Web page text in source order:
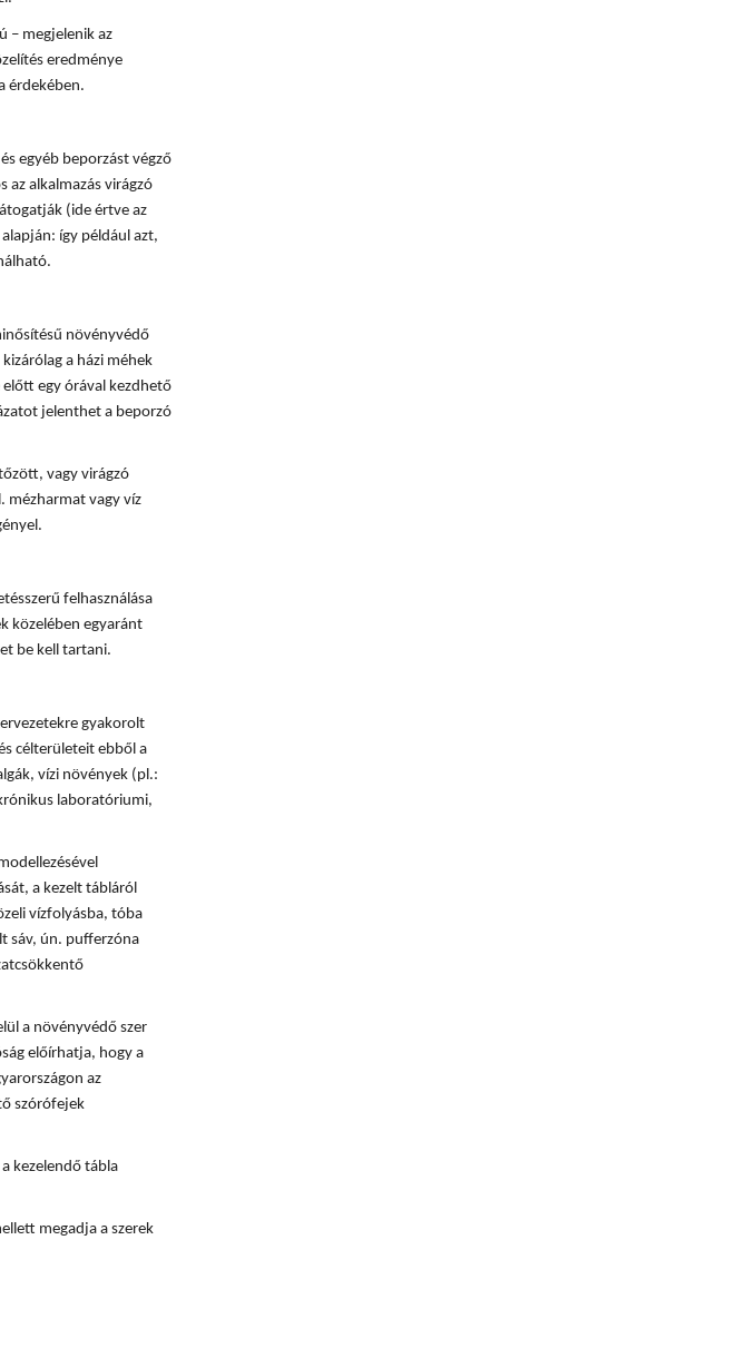
– megjelenik az
eredménye
érdekében.
egyéb beporzást végző
az alkalmazás virágzó
(ide értve az
így például azt,
növényvédő
a házi méhek
egy órával kezdhető
jelenthet a beporzó
vagy virágzó
mézharmat vagy víz
felhasználása
közelében egyaránt
be kell tartani.
gyakorolt
célterületeit ebből a
vízi növények (pl.:
laboratóriumi,
a kezelt tábláról
vízfolyásba, tóba
sáv, ún. pufferzóna
a növényvédő szer
előírhatja, hogy a
az
szórófejek
kezelendő tábla
megadja a szerek